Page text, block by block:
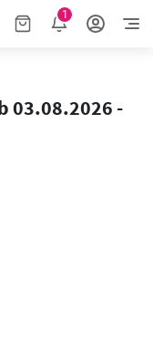
1
03.08.2026 -